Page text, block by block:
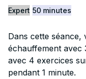
Expert 50 minutes
Dans cette
échauffement avec
avec 4 exercices
pendant 1 minute.